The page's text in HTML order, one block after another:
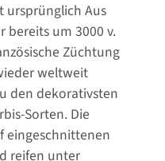
ursprünglich Aus
bereits um 3000 v.
Züchtung
weltweit
den dekorativsten
Sorten. Die
eingeschnittenen
reifen unter